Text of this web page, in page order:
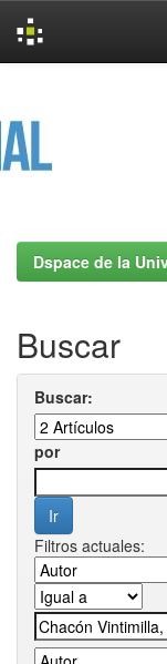
Dspace de la
Buscar
Buscar:
por
Filtros actuales: